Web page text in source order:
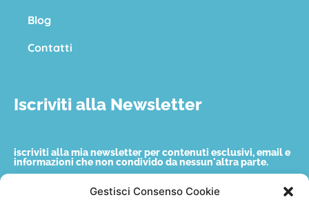
Gestisci Consenso Cookie
Blog
Contatti
Iscriviti alla Newsletter
iscriviti alla mia newsletter per contenuti esclusivi, email e
informazioni che non condivido da nessun'altra parte.